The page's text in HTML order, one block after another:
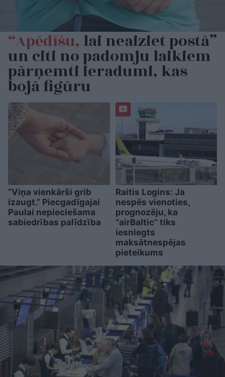
“Apēdīšu, lai neaiziet postā”
un citi no padomju laikiem
pārņemti ieradumi, kas
bojā figūru
“Viņa vienkārši grib
izaugt.” Piecgadīgajai
Paulai nepieciešama
sabiedrības palīdzība
Raitis Logins: Ja
nespēs vienoties,
prognozēju, ka
“airBaltic” tiks
iesniegts
maksātnespējas
pieteikums